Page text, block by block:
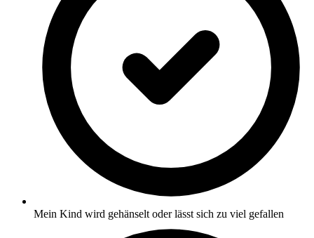
Mein Kind wird gehänselt oder lässt sich zu viel gefallen